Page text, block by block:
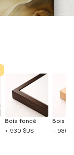
Bois foncé
+ 930 $US
Bois
+ 930